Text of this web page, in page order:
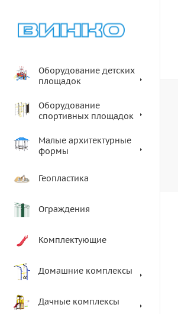
Оборудование детских
площадок
Оборудование
спортивных площадок
Малые архитектурные
формы
Геопластика
Ограждения
Комплектующие
Домашние комплексы
Дачные комплексы